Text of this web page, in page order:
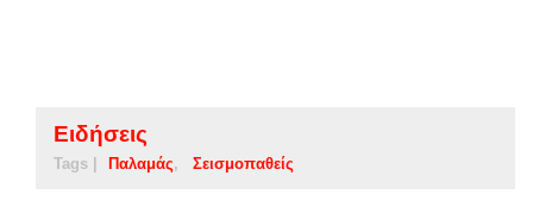
Ειδήσεις
Tags | Παλαμάς Σεισμοπαθείς